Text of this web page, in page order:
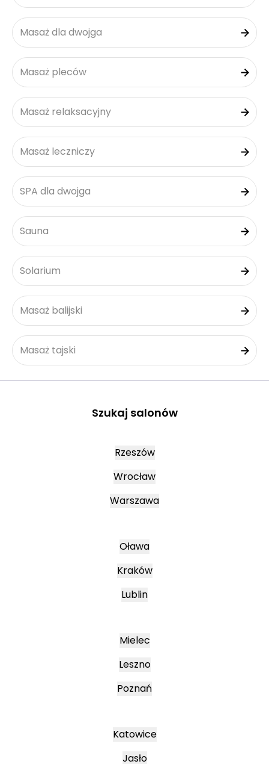
Masaż dla dwojga
Masaż pleców
Masaż relaksacyjny
Masaż leczniczy
SPA dla dwojga
Sauna
Solarium
Masaż balijski
Masaż tajski
Szukaj salonów
Rzeszów
Wrocław
Warszawa
Oława
Kraków
Lublin
Mielec
Leszno
Poznań
Katowice
Jasło